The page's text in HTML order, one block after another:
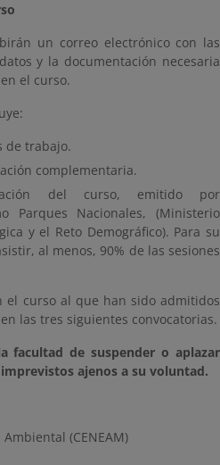
un correo electrónico con las
y la documentación necesaria
el curso.
de trabajo.
complementaria.
del curso, emitido por
Parques Nacionales, (Ministerio
y el Reto Demográfico). Para su
al menos, 90% de las sesiones
el curso al que han sido admitidos
las tres siguientes convocatorias.
facultad de suspender o aplazar
ajenos a su voluntad.
(CENEAM)